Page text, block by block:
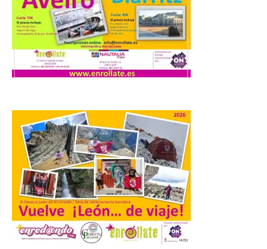
Se trata de un visor web
que permite conocer la
posición exacta del Sol y
así localizar el lugar ideal
para observar el eclipse
El Ayuntamiento de
Zamora recibe a la Banda
de Música tras sus
históricos triunfos en
Kerkrade
7 Ago 2026